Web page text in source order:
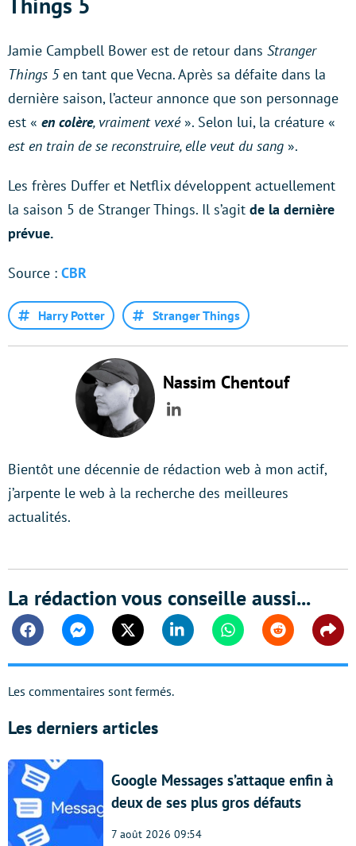
Jamie Campbell Bower est de retour dans Stranger
Things 5en tant que Vecna. Après sa défaite dans la
dernière saison, l’acteur annonce que son personnage
est « en colère, vraiment vexé». Selon lui, la créature «
est en train de se reconstruire, elle veut du sang ».
Les frères Duffer et Netflix développent actuellement
la saison 5 de Stranger Things. Il s’agit de la dernière
prévue.
Source : CBR
Harry Potter Stranger Things
Nassim Chentouf
LinkedIn
Bientôt une décennie de rédaction web à mon actif,
j’arpente le web à la recherche des meilleures
actualités.
La rédaction vous conseille aussi...
FacebookMessengerTwitter Linkedin WhatsappReddit
Les commentaires sont fermés.
Les derniers articles
Google Messages s’attaque enfin à
deux de ses plus gros défauts
7 août 2026 09:54